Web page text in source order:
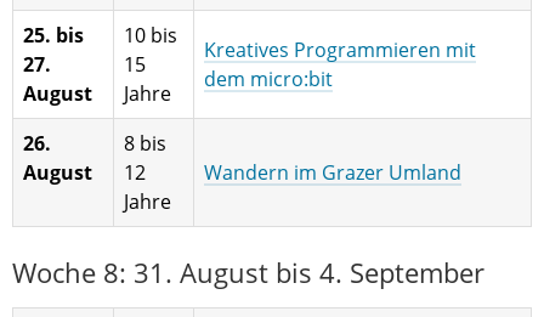
25. bis
27.
August
10 bis
15
Jahre
Kreatives Programmieren mit
dem micro:bit
26.
August
8 bis
12
Jahre
Wandern im Grazer Umland
Woche 8: 31. August bis 4. September